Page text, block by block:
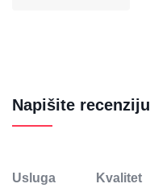
Napišite recenziju
Usluga Kvalitet